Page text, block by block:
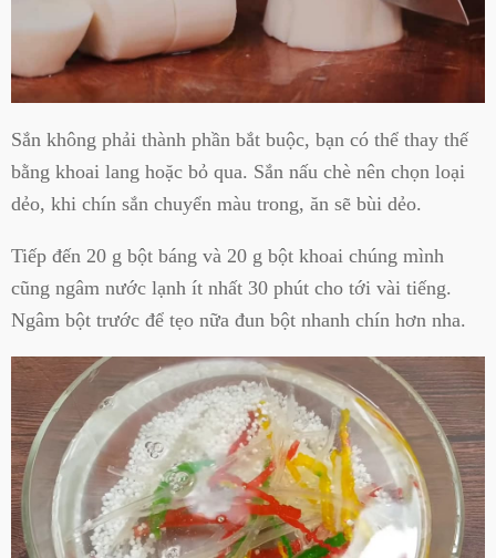
Sắn không phải thành phần bắt buộc, bạn có thể thay thế
bằng khoai lang hoặc bỏ qua. Sắn nấu chè nên chọn loại
dẻo, khi chín sắn chuyển màu trong, ăn sẽ bùi dẻo.
Tiếp đến 20 g bột báng và 20 g bột khoai chúng mình
cũng ngâm nước lạnh ít nhất 30 phút cho tới vài tiếng.
Ngâm bột trước để tẹo nữa đun bột nhanh chín hơn nha.